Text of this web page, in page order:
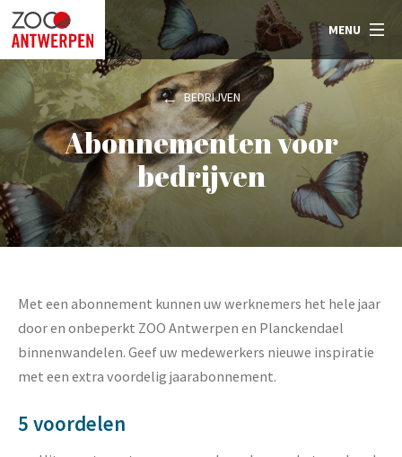
MENU
BEDRIJVEN
Abonnementen voor
bedrijven
Met een abonnement kunnen uw werknemers het hele jaar
door en onbeperkt ZOO Antwerpen en Planckendael
binnenwandelen. Geef uw medewerkers nieuwe inspiratie
met een extra voordelig jaarabonnement.
5 voordelen